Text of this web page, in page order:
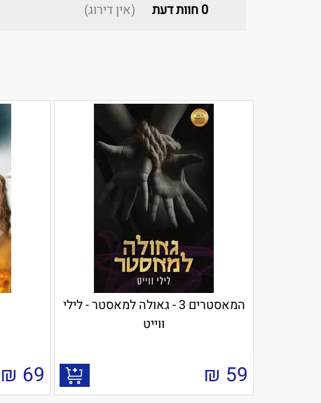
0חוות דעת (אין דירוג)
המאסטרים 3 - גאולה למאסטר - לילי
ווייט
59
₪
69
₪